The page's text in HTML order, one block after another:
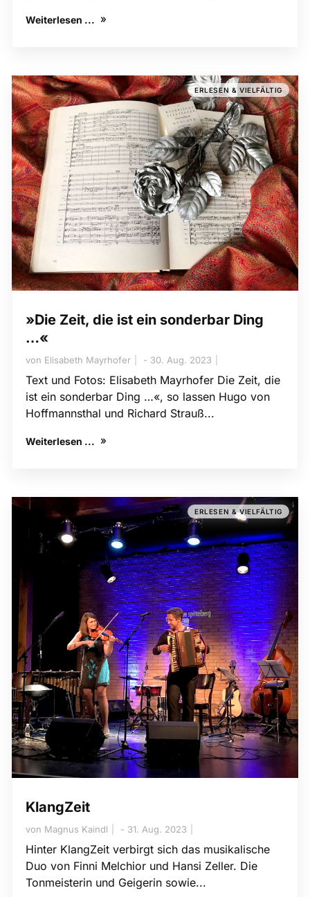
Weiterlesen ...
ERLESEN & VIELFÄLTIG
»Die Zeit, die ist ein sonderbar Ding
…«
von Elisabeth Mayrhofer 30. Aug. 2023
Text und Fotos: Elisabeth Mayrhofer Die Zeit, die
ist ein sonderbar Ding …«, so lassen Hugo von
Hoffmannsthal und Richard Strauß...
Weiterlesen ...
ERLESEN & VIELFÄLTIG
KlangZeit
von Magnus Kaindl 31. Aug. 2023
Hinter KlangZeit verbirgt sich das musikalische
Duo von Finni ­Melchior und Hansi Zeller. Die
Tonmeisterin und Geigerin sowie...